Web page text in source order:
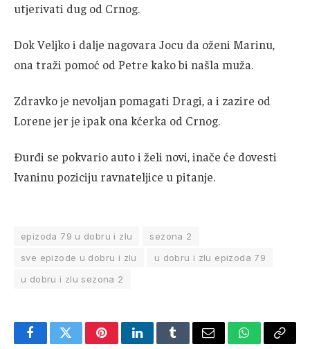
utjerivati dug od Crnog.
Dok Veljko i dalje nagovara Jocu da oženi Marinu,
ona traži pomoć od Petre kako bi našla muža.
Zdravko je nevoljan pomagati Dragi, a i zazire od
Lorene jer je ipak ona kćerka od Crnog.
Đurđi se pokvario auto i želi novi, inače će dovesti
Ivaninu poziciju ravnateljice u pitanje.
epizoda 79 u dobru i zlu
sezona 2
sve epizode u dobru i zlu
u dobru i zlu epizoda 79
u dobru i zlu sezona 2
FacebookTwitterPinterestLinkedInTumblrEmail WhatsApp
Copy